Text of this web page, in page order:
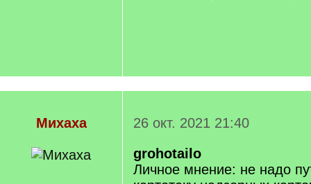
Михаха
26 окт. 2021 21:40
grohotailo
Личное мнение: не надо